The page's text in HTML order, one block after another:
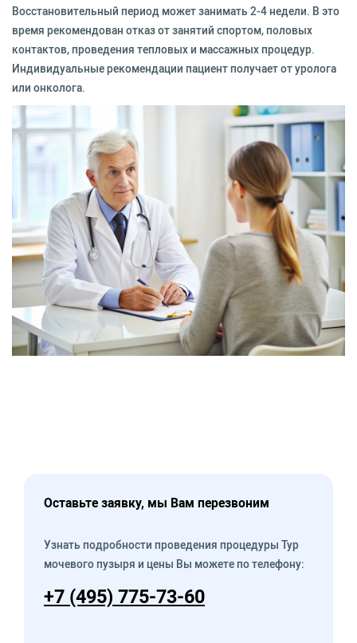
Восстановительный период может занимать 2-4 недели. В это
время рекомендован отказ от занятий спортом, половых
контактов, проведения тепловых и массажных процедур.
Индивидуальные рекомендации пациент получает от уролога
или онколога.
Оставьте заявку, мы Вам перезвоним
Узнать подробности проведения процедуры Тур
мочевого пузыря и цены Вы можете по телефону:
+7 (495) 775-73-60